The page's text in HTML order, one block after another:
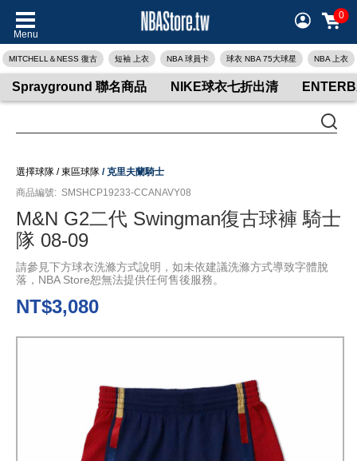
Menu
0
MITCHELL＆NESS 復古 短袖 上衣 NBA 球員卡 球衣 NBA 75大球星 NBA 上衣
Sprayground 聯名商品 NIKE球衣七折出清
選擇球隊 /東區球隊 /克里夫蘭騎士
商品編號: SMSHCP19233-CCANAVY08
M&N G2二代 Swingman復古球褲 騎士
隊 08-09
請參見下方球衣洗滌方式說明，如未依建議洗滌方式導致字體脫
落，NBA Store恕無法提供任何售後服務。
NT$3,080